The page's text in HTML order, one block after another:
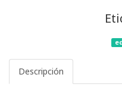
Descripción